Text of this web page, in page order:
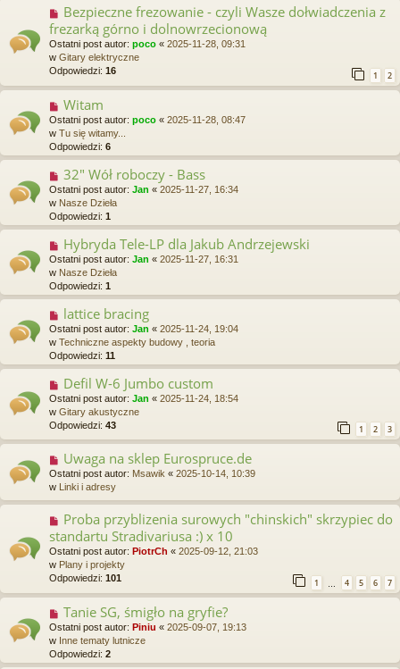
o
s
t
N
w
y
p
o
s
Bezpieczne frezowanie - czyli Wasze dołwiadczenia z
frezarką górno i dolnowrzecionową
Ostatni post autor: poco « 2025-11-28, 09:31
w Gitary elektryczne
Odpowiedzi: 16 1 2
N
o
w
y
p
o
s
t
Witam
Ostatni post autor: poco « 2025-11-28, 08:47
w Tu się witamy...
Odpowiedzi: 6
N
o
w
y
p
o
s
t
32" Wół roboczy - Bass
Ostatni post autor: Jan « 2025-11-27, 16:34
w Nasze Dzieła
Odpowiedzi: 1
N
o
w
y
p
o
s
t
Hybryda Tele-LP dla Jakub Andrzejewski
Ostatni post autor: Jan « 2025-11-27, 16:31
w Nasze Dzieła
Odpowiedzi: 1
N
o
w
y
p
o
s
t
lattice bracing
Ostatni post autor: Jan « 2025-11-24, 19:04
w Techniczne aspekty budowy , teoria
Odpowiedzi: 11
N
o
w
y
p
o
s
t
Defil W-6 Jumbo custom
Ostatni post autor: Jan « 2025-11-24, 18:54
w Gitary akustyczne
Odpowiedzi: 43 1 2 3
N
o
w
o
s
t
Uwaga na sklep Eurospruce.de
Ostatni post autor: Msawik « 2025-10-14, 10:39
w Linki i adresy
N
w
y
p
o
s
Proba przyblizenia surowych "chinskich" skrzypiec do
standartu Stradivariusa :) x 10
Ostatni post autor: PiotrCh « 2025-09-12, 21:03
w Plany i projekty
Odpowiedzi: 101 1 4 5 6 7
N
o
w
y
p
Tanie SG, śmigło na gryfie?
Ostatni post autor: Piniu « 2025-09-07, 19:13
w Inne tematy lutnicze
Odpowiedzi: 2